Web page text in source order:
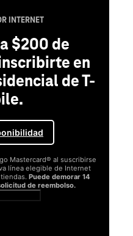
INTERNET
$200 de
en
de T-
Mastercard® al suscribirse
línea elegible de Internet
Puede demorar 14
de reembolso.